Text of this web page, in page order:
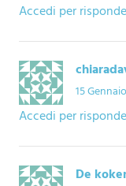
Accedi per
15
Accedi per
De